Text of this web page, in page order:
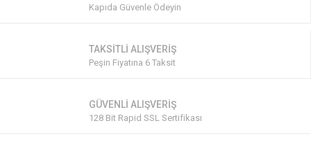
Kapıda Güvenle Ödeyin
TAKSİTLİ ALIŞVERİŞ
Peşin Fiyatına 6 Taksit
GÜVENLİ ALIŞVERİŞ
128 Bit Rapid SSL Sertifikası